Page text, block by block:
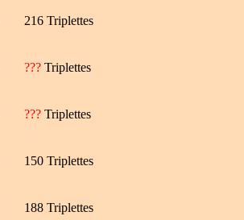
216 Triplettes
??? Triplettes
??? Triplettes
150 Triplettes
188 Triplettes